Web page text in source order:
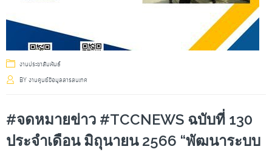
งานประชาสัมพันธ์
BY งานศูนย์ข้อมูลสารสนเทศ
#จดหมายข่าว #TCCNEWS ฉบับที่ 130
ประจำเดือน มิถุนายน 2566 “พัฒนาระบบ